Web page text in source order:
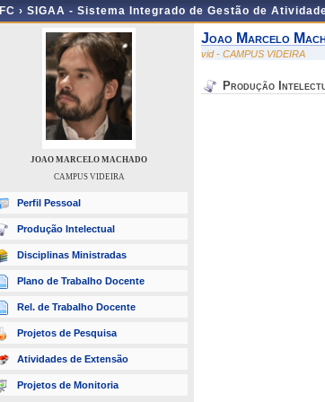
IFC › SIGAA - Sistema Integrado de Gestão de
JOAO MARCELO MACHADO
CAMPUS VIDEIRA
Perfil Pessoal
Produção Intelectual
Disciplinas Ministradas
Plano de Trabalho Docente
Rel. de Trabalho Docente
Projetos de Pesquisa
Atividades de Extensão
Projetos de Monitoria
Joao Marcelo
vid - CAMPUS VIDEIRA
Produção